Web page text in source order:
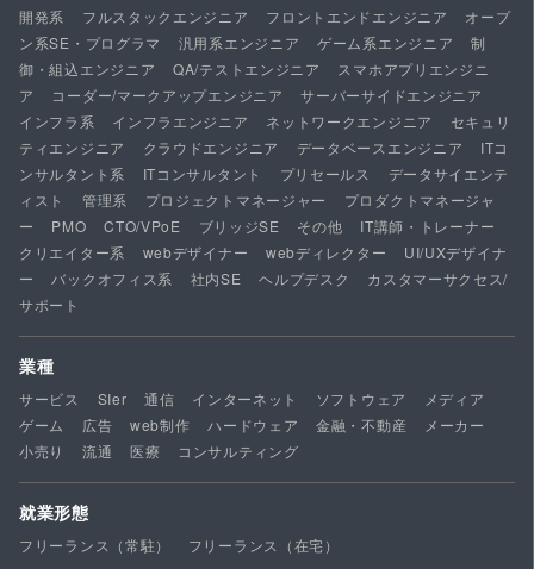
開発系 フルスタックエンジニア フロントエンドエンジニア
オープ
ン系SE・プログラマ
汎用系エンジニア ゲーム系エンジニア
制
御・組込エンジニア
QA/テストエンジニア
スマホアプリエンジニ
ア
コーダー/マークアップエンジニア
サーバーサイドエンジニア
インフラ系
インフラエンジニア ネットワークエンジニア
セキュリ
ティエンジニア
クラウドエンジニア データベースエンジニア
ITコ
ンサルタント系
ITコンサルタント プリセールス
データサイエンテ
ィスト
管理系 プロジェクトマネージャー
プロダクトマネージャ
ー
PMO CTO/VPoE ブリッジSE その他
IT講師・トレーナー
クリエイター系
webデザイナー webディレクター
UI/UXデザイナ
ー
バックオフィス系 社内SE ヘルプデスク
カスタマーサクセス/
サポート
業種
サービス SIer 通信 インターネット ソフトウェア
メディア
ゲーム
広告 web制作 ハードウェア 金融・不動産
メーカー
小売り
流通 医療 コンサルティング
就業形態
フリーランス（常駐） フリーランス（在宅）